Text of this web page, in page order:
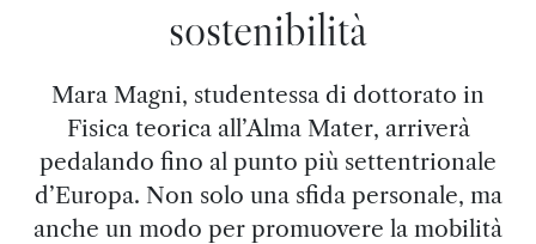
sostenibilità
Mara Magni, studentessa di dottorato in
Fisica teorica all’Alma Mater, arriverà
pedalando fino al punto più settentrionale
d’Europa. Non solo una sfida personale, ma
anche un modo per promuovere la mobilità